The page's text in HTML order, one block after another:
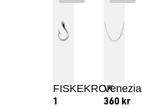
FISKEKROK
1
Venezia
360 kr